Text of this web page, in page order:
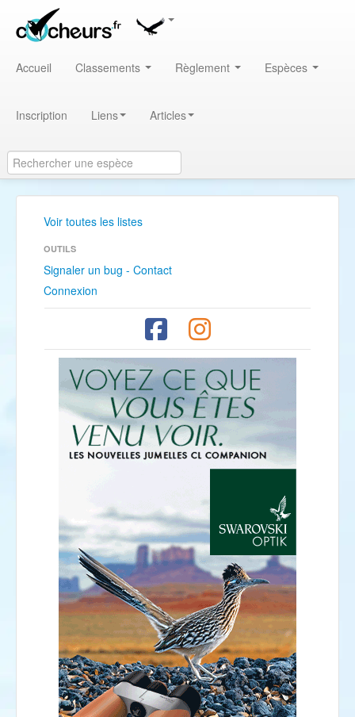
Accueil Classements Règlement Espèces
Inscription Liens Articles
Voir toutes les listes
OUTILS
Signaler un bug - Contact
Connexion